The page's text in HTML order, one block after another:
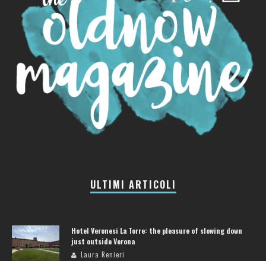
ULTIMI ARTICOLI
Hotel Veronesi La Torre: the pleasure of slowing down
just outside Verona
Laura Renieri